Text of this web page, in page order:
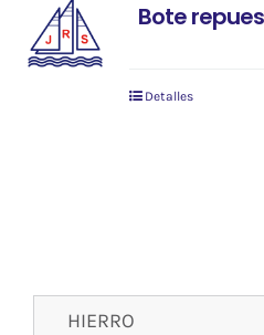
Bote
Detalles
HIERRO